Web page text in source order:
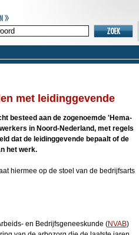
met leidinggevende
besteed aan de zogenoemde 'Hema-
in Noord-Nederland, met regels
dat de leidinggevende bepaalt of de
het werk.
hiermee op de stoel van de bedrijfsarts
en Bedrijfsgeneeskunde (NVAB)